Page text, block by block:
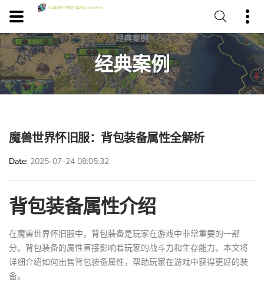
经典案例
魔兽世界怀旧服：背包装备属性全解析
Date 2025-07-24 08:05:32
背包装备属性介绍
在魔兽世界怀旧服中，背包装备是玩家在游戏中非常重要的一部
分。背包装备的属性直接影响着玩家的战斗力和生存能力。本文将
详细介绍如何出售背包装备属性，帮助玩家在游戏中获得更好的装
备。